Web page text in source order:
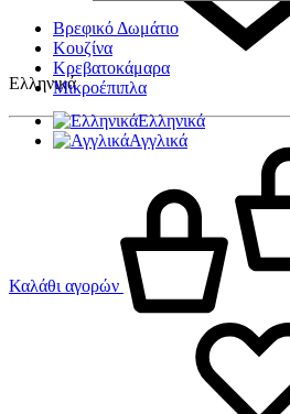
Ελληνικά
Ελληνικά
Αγγλικά
Βρεφικό Δωμάτιο
Κουζίνα
Κρεβατοκάμαρα
Μικροέπιπλα
Καλάθι αγορών